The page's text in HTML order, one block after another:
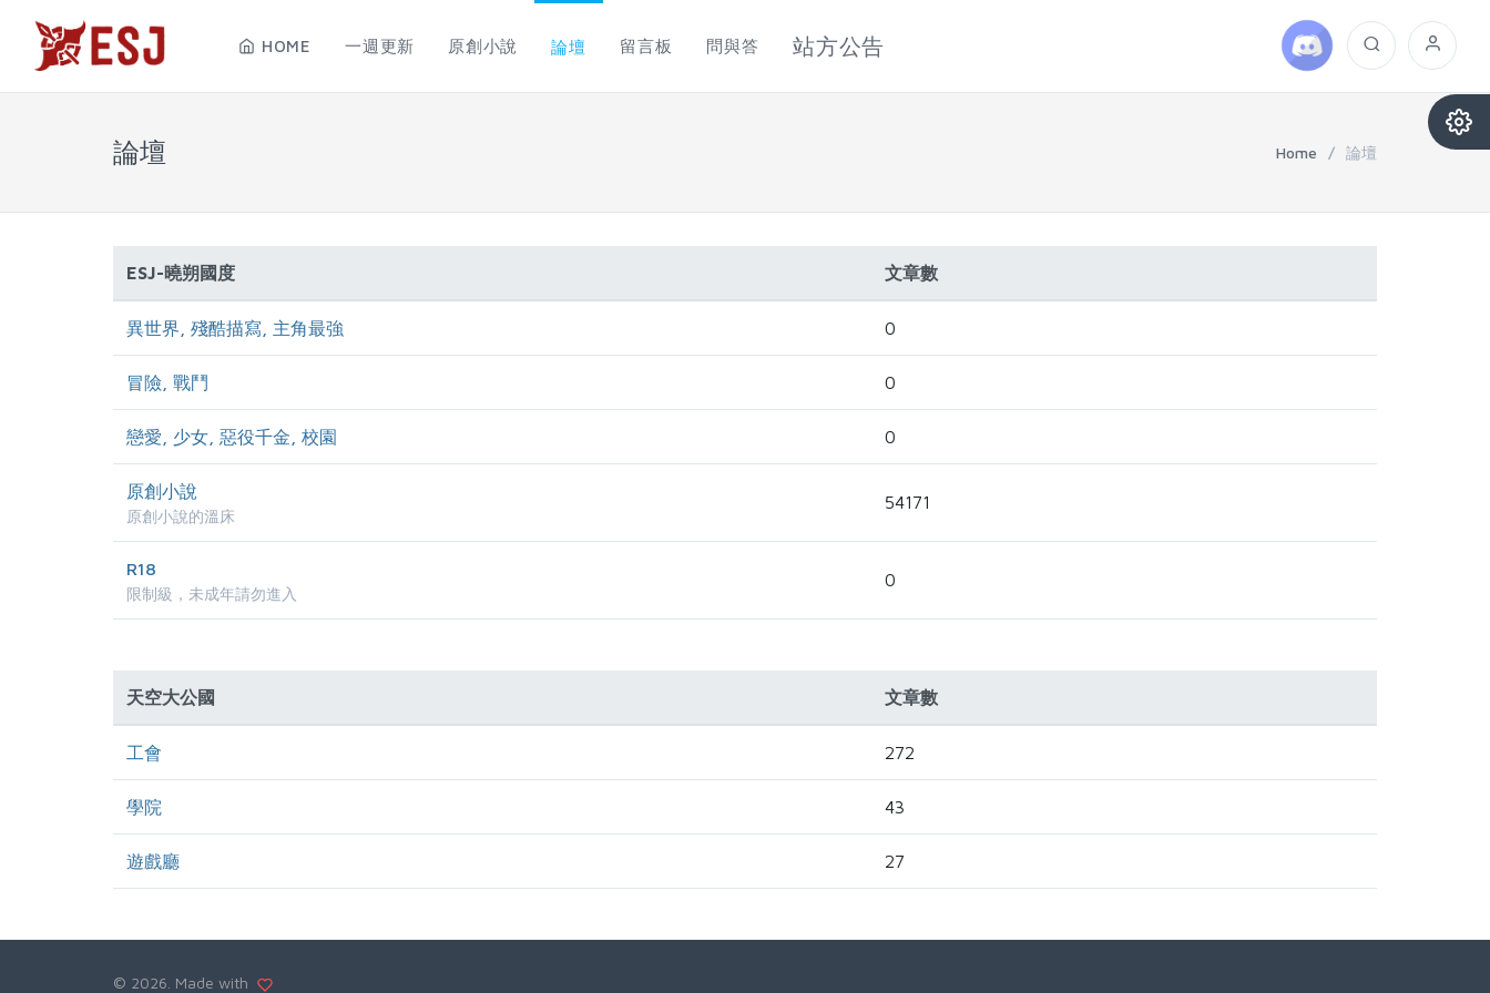
HOME 一週更新 原創小說 論壇 留言板 問與答 站方公告
論壇 Home / 論壇
ESJ-曉朔國度 文章數
異世界, 殘酷描寫, 主角最強 0
冒險, 戰鬥 0
戀愛, 少女, 惡役千金, 校園 0
原創小說
原創小說的溫床
54171
R18
限制級，未成年請勿進入
0
天空大公國 文章數
工會 272
學院 43
遊戲廳 27
© 2026. Made with